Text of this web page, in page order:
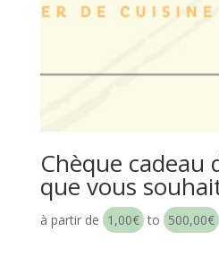
Chèque cadeau
que vous
à partir de 1,00€ to 500,00€